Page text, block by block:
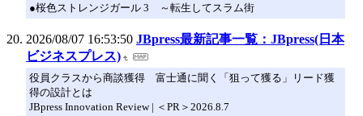
●桜色ストレンジガール 3 ～転生してスラム街
2026/08/07 16:53:50 JBpress最新記事一覧：JBpress(日本
ビジネスプレス)
役員クラスから商談獲得 富士通に聞く「狙って獲る」リード獲
得の設計とは
JBpress Innovation Review | ＜PR＞2026.8.7